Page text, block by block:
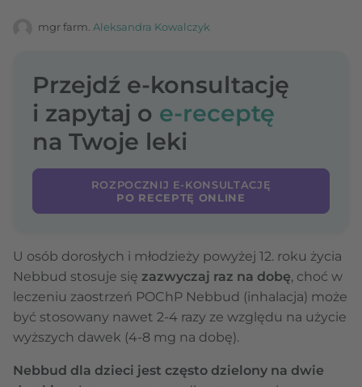
mgr farm. Aleksandra Kowalczyk
Przejdź e-konsultację
i zapytaj o e-receptę
na Twoje leki
ROZPOCZNIJ E-KONSULTACJĘ
PO RECEPTĘ ONLINE
U osób dorosłych i młodzieży powyżej 12. roku życia
Nebbud stosuje się zazwyczaj raz na dobę, choć w
leczeniu zaostrzeń POChP Nebbud (inhalacja) może
być stosowany nawet 2-4 razy ze względu na użycie
wyższych dawek (4-8 mg na dobę).
Nebbud dla dzieci jest często dzielony na dwie